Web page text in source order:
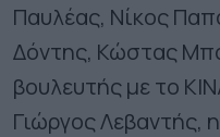
Παυλέας, Νίκος
Δόντης, Κώστας
βουλευτής με το
Γιώργος Λεβαντής,